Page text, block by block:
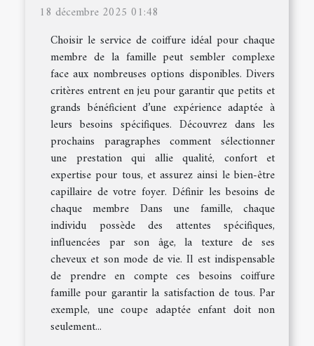
18 décembre 2025 01:48
Choisir le service de coiffure idéal pour chaque
membre de la famille peut sembler complexe
face aux nombreuses options disponibles. Divers
critères entrent en jeu pour garantir que petits et
grands bénéficient d’une expérience adaptée à
leurs besoins spécifiques. Découvrez dans les
prochains paragraphes comment sélectionner
une prestation qui allie qualité, confort et
expertise pour tous, et assurez ainsi le bien-être
capillaire de votre foyer. Définir les besoins de
chaque membre Dans une famille, chaque
individu possède des attentes spécifiques,
influencées par son âge, la texture de ses
cheveux et son mode de vie. Il est indispensable
de prendre en compte ces besoins coiffure
famille pour garantir la satisfaction de tous. Par
exemple, une coupe adaptée enfant doit non
seulement...